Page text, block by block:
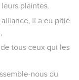
plaintes.
alliance, il a eu pitié
tous ceux qui les
nous du